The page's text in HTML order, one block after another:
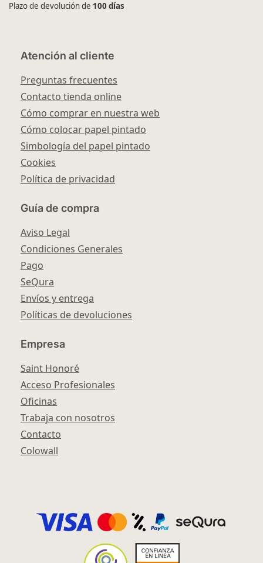
Plazo de devolución de 100 días
Atención al cliente
Preguntas frecuentes
Contacto tienda online
Cómo comprar en nuestra web
Cómo colocar papel pintado
Simbología del papel pintado
Cookies
Política de privacidad
Guía de compra
Aviso Legal
Condiciones Generales
Pago
SeQura
Envíos y entrega
Políticas de devoluciones
Empresa
Saint Honoré
Acceso Profesionales
Oficinas
Trabaja con nosotros
Contacto
Colowall